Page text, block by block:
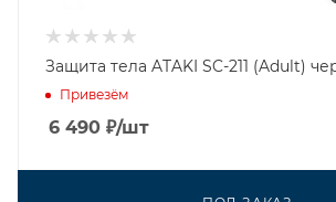
Защита тела ATAKI SC-211 (Adult)
Привезём
6 490 ₽/шт